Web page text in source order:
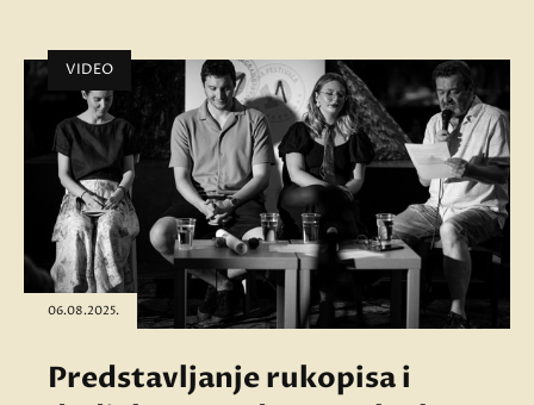
VIDEO
06.08.2025.
Predstavljanje rukopisa i